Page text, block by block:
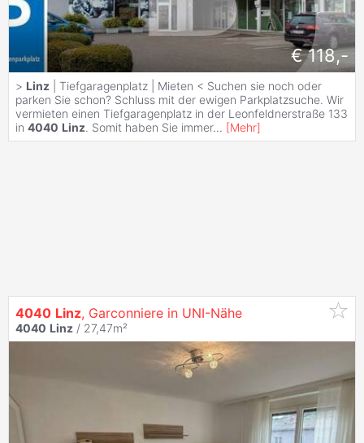
€ 118,-
> Linz | Tiefgaragenplatz | Mieten < Suchen sie noch oder
parken Sie schon? Schluss mit der ewigen Parkplatzsuche. Wir
vermieten einen Tiefgaragenplatz in der Leonfeldnerstraße 133
in 4040 Linz. Somit haben Sie immer... [Mehr]
4040 Linz, Garconniere in UNI-Nähe
4040 Linz / 27,47m²